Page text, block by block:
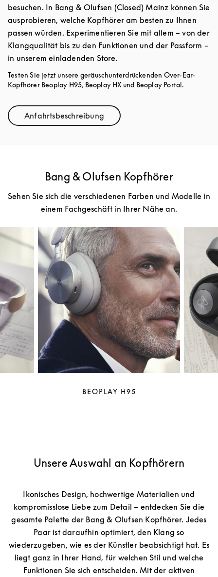
besuchen. In Bang & Olufsen (Closed) Mainz können Sie
ausprobieren, welche Kopfhörer am besten zu Ihnen
passen würden. Experimentieren Sie mit allem – von der
Klangqualität bis zu den Funktionen und der Passform –
in unserem einladenden Store.
Testen Sie jetzt unsere geräuschunterdrückenden Over-Ear-
Kopfhörer Beoplay H95, Beoplay HX und Beoplay Portal.
AnfahrtsbeschreibungLink Opens in New Tab
Bang & Olufsen Kopfhörer
Sehen Sie sich die verschiedenen Farben und Modelle in
einem Fachgeschäft in Ihrer Nähe an.
BEOPLAY H95
Unsere Auswahl an Kopfhörern
Ikonisches Design, hochwertige Materialien und
kompromisslose Liebe zum Detail – entdecken Sie die
gesamte Palette der Bang & Olufsen Kopfhörer. Jedes
Paar ist daraufhin optimiert, den Klang so
wiederzugeben, wie es der Künstler beabsichtigt hat. Es
liegt ganz in Ihrer Hand, für welchen Stil und welche
Funktionen Sie sich entscheiden. Mit der aktiven